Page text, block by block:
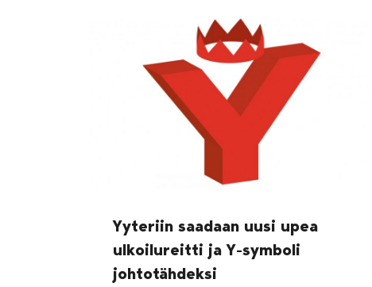
Yyteriin saadaan uusi upea
ulkoilureitti ja Y-symboli
johtotähdeksi